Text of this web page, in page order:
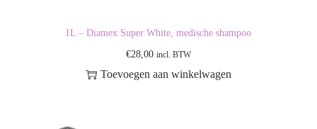
1L – Diamex Super White, medische shampoo
€28,00 incl. BTW
Toevoegen aan winkelwagen